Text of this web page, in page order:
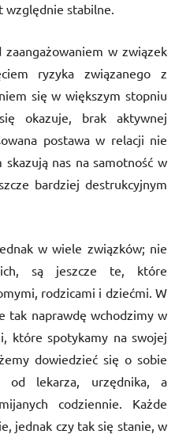
względnie stabilne.
w związek
ryzyka związanego z
się w większym stopniu
okazuje, brak aktywnej
postawa w relacji nie
nas na samotność w
bardziej destrukcyjnym
w wiele związków; nie
są jeszcze te, które
rodzicami i dziećmi. W
tak naprawdę wchodzimy w
które spotykamy na swojej
dowiedzieć się o sobie
od lekarza, urzędnika, a
codziennie. Każde
jednak czy tak się stanie, w